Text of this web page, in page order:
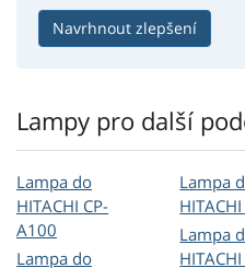
Navrhnout zlepšení
Lampy pro další
Lampa do
HITACHI CP-
A100
Lampa do
Lampa
Lampa